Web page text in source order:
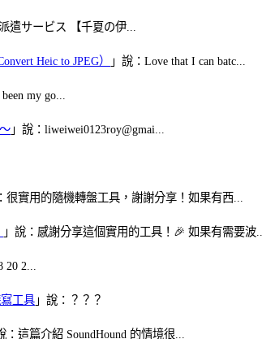
遣サービス 【千夏の伊...
Heic to JPEG） 」說：Love that I can batc...
my go...
」說：liweiwei0123roy@gmai...
很實用的隨機轉盤工具，謝謝分享！如果有西...
」說：感謝分享這個實用的工具！🎉 如果有需要波
2...
工具 」說：？？？
：這篇介紹 SoundHound 的情境很...